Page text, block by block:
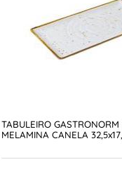
TABULEIRO GASTRONORM
MELAMINA CANELA